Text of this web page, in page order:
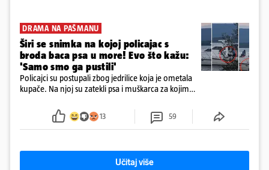
DRAMA NA PAŠMANU
Širi se snimka na kojoj policajac s
broda baca psa u more! Evo što kažu:
'Samo smo ga pustili'
Policajci su postupali zbog jedrilice koja je ometala
kupače. Na njoj su zatekli psa i muškarca za kojim
ga uhitili, a psa je preuzeo komunalni redar
13 59
Učitaj više